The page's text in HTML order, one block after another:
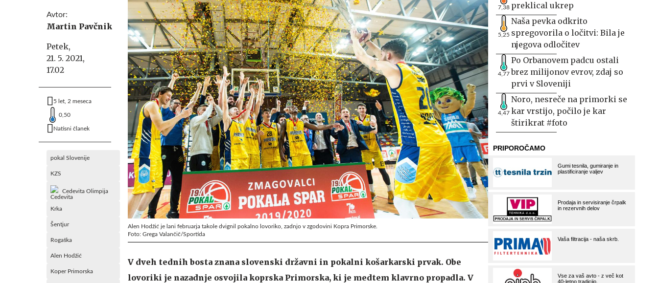
Avtor:
Martin Pavčnik
Petek,
21. 5. 2021,
17.02
5 let, 2 meseca
0,50
Natisni članek
pokal Slovenije
KZS
Cedevita Olimpija
Krka
Šentjur
Rogaška
Alen Hodžić
Koper Primorska
Alen Hodžić je lani februarja takole dvignil pokalno lovoriko, zadnjo v zgodovini Kopra Primorske.
Foto: Grega Valančič/Sportida
V dveh tednih bosta znana slovenski državni in pokalni košarkarski prvak. Obe
lovoriki je nazadnje osvojila koprska Primorska, ki je medtem klavrno propadla. V
7,38 preklical ukrep
5,25
Naša pevka odkrito
spregovorila o ločitvi: Bila je
njegova odločitev
4,77
Po Orbanovem padcu ostali
brez milijonov evrov, zdaj so
prvi v Sloveniji
4,47
Noro, nesreče na primorki se
kar vrstijo, počilo je kar
štirikrat #foto